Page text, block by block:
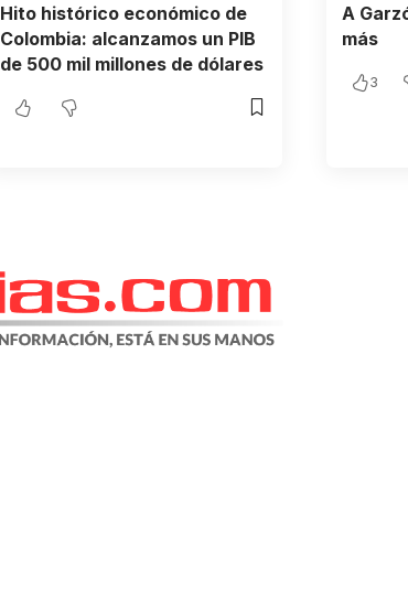
Hito histórico económico de
Colombia: alcanzamos un PIB
de 500 mil millones de dólares
A
más
3